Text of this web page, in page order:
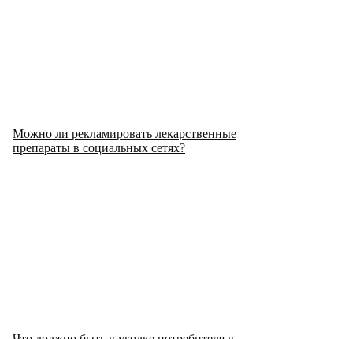
Можно ли рекламировать лекарственные
препараты в социальных сетях?